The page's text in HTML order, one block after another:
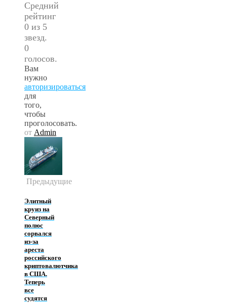
Средний
рейтинг
0 из 5
звезд.
0
голосов.
Вам
нужно
авторизироваться
для
того,
чтобы
проголосовать.
от Admin
Предыдущие
Элитный
круиз на
Северный
полюс
сорвался
из-за
ареста
российского
криптовалютчика
в США.
Теперь
все
судятся